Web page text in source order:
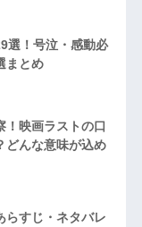
選！号泣・感動必
まとめ
！映画ラストの口
どんな意味が込め
らすじ・ネタバレ